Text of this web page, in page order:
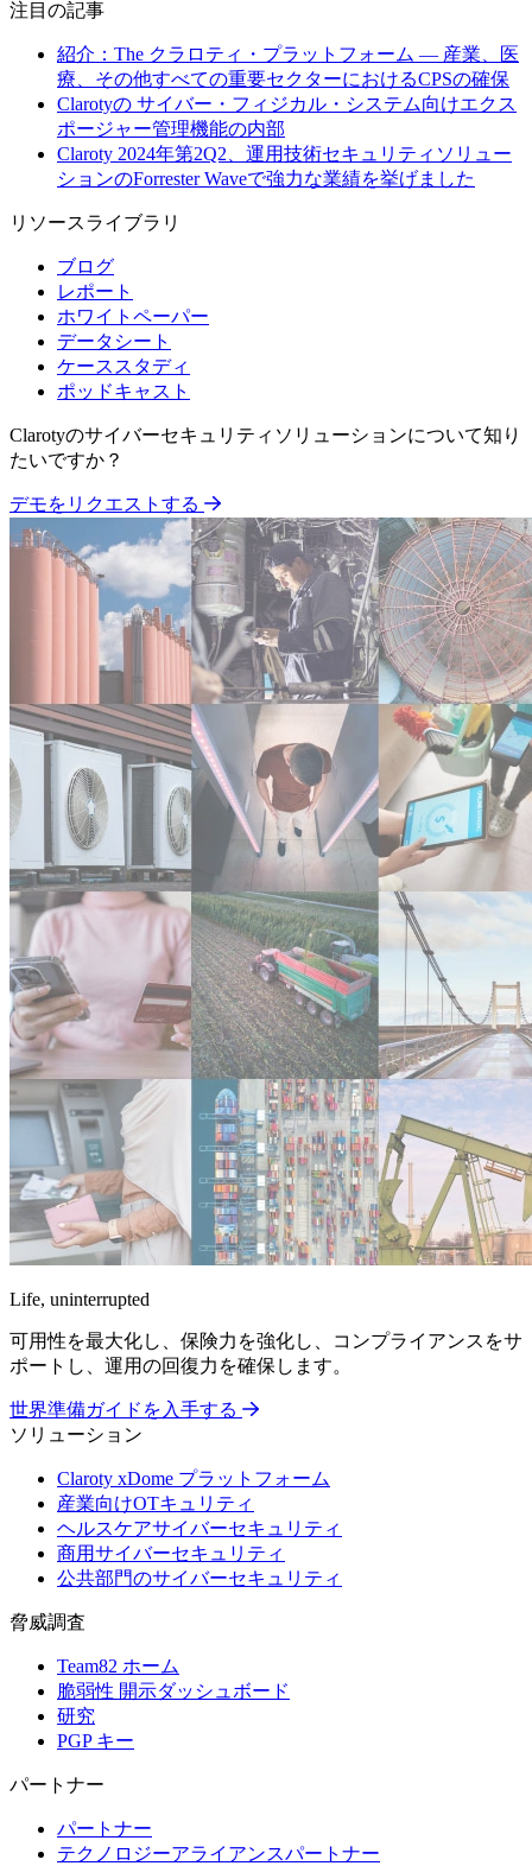
注目の記事
紹介：The クラロティ・プラットフォーム — 産業、医
療、その他すべての重要セクターにおけるCPSの確保
Clarotyの サイバー・フィジカル・システム向けエクス
ポージャー管理機能の内部
Claroty 2024年第2Q2、運用技術セキュリティソリュー
ションのForrester Waveで強力な業績を挙げました
リソースライブラリ
ブログ
レポート
ホワイトペーパー
データシート
ケーススタディ
ポッドキャスト
Clarotyのサイバーセキュリティソリューションについて知り
たいですか？
デモをリクエストする
Life, uninterrupted
可用性を最大化し、保険力を強化し、コンプライアンスをサ
ポートし、運用の回復力を確保します。
世界準備ガイドを入手する
ソリューション
Claroty xDome プラットフォーム
産業向けOTキュリティ
ヘルスケアサイバーセキュリティ
商用サイバーセキュリティ
公共部門のサイバーセキュリティ
脅威調査
Team82 ホーム
脆弱性 開示ダッシュボード
研究
PGP キー
パートナー
パートナー
テクノロジーアライアンスパートナー